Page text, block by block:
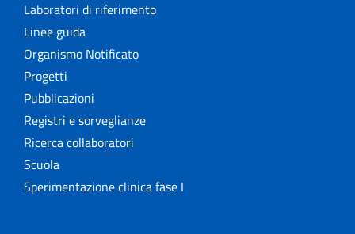
Laboratori di riferimento
Linee guida
Organismo Notificato
Progetti
Pubblicazioni
Registri e sorveglianze
Ricerca collaboratori
Scuola
Sperimentazione clinica fase I